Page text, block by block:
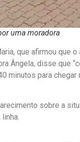
uma moradora
que afirmou que
Ângela, disse que
minutos para chegar
sobre a